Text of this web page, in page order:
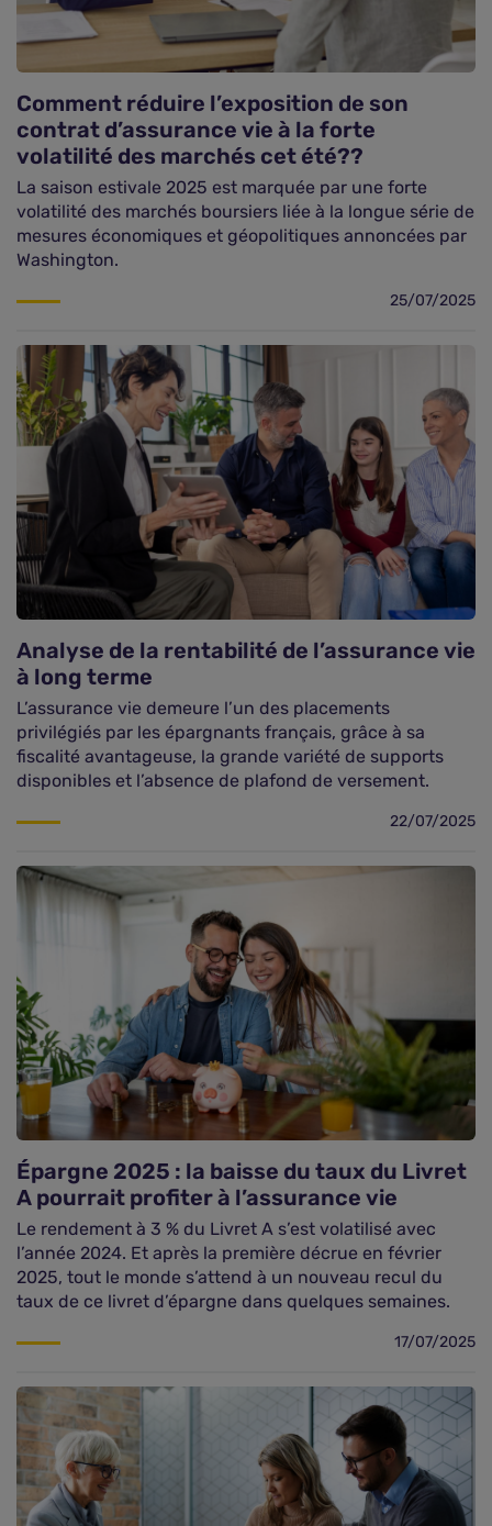
Comment réduire l’exposition de son
contrat d’assurance vie à la forte
volatilité des marchés cet été??
La saison estivale 2025 est marquée par une forte
volatilité des marchés boursiers liée à la longue série de
mesures économiques et géopolitiques annoncées par
Washington.
25/07/2025
Analyse de la rentabilité de l’assurance vie
à long terme
L’assurance vie demeure l’un des placements
privilégiés par les épargnants français, grâce à sa
fiscalité avantageuse, la grande variété de supports
disponibles et l’absence de plafond de versement.
22/07/2025
Épargne 2025 : la baisse du taux du Livret
A pourrait profiter à l’assurance vie
Le rendement à 3 % du Livret A s’est volatilisé avec
l’année 2024. Et après la première décrue en février
2025, tout le monde s’attend à un nouveau recul du
taux de ce livret d’épargne dans quelques semaines.
17/07/2025